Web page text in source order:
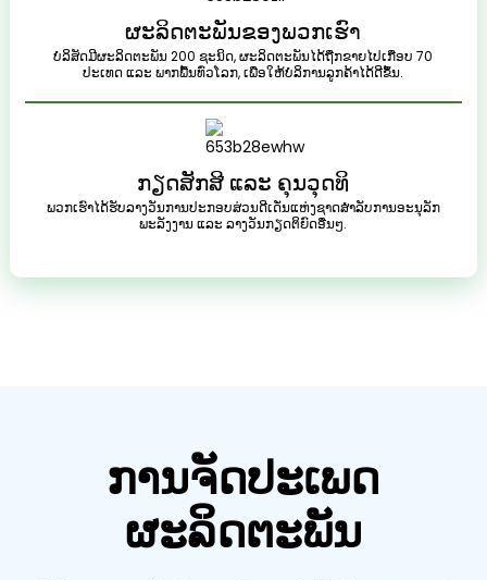
ຜະລິດຕະພັນຂອງພວກເຮົາ
ບໍລິສັດມີຜະລິດຕະພັນ 200 ຊະນິດ, ຜະລິດຕະພັນໄດ້ຖືກຂາຍໄປເກືອບ 70
ປະເທດ ແລະ ພາກພື້ນທົ່ວໂລກ, ເພື່ອໃຫ້ບໍລິການລູກຄ້າໄດ້ດີຂຶ້ນ.
ກຽດສັກສີ ແລະ ຄຸນວຸດທິ
ພວກເຮົາໄດ້ຮັບລາງວັນການປະກອບສ່ວນດີເດັ່ນແຫ່ງຊາດສຳລັບການອະນຸລັກ
ພະລັງງານ ແລະ ລາງວັນກຽດຕິຍົດອື່ນໆ.
ການຈັດປະເພດ
ຜະລິດຕະພັນ